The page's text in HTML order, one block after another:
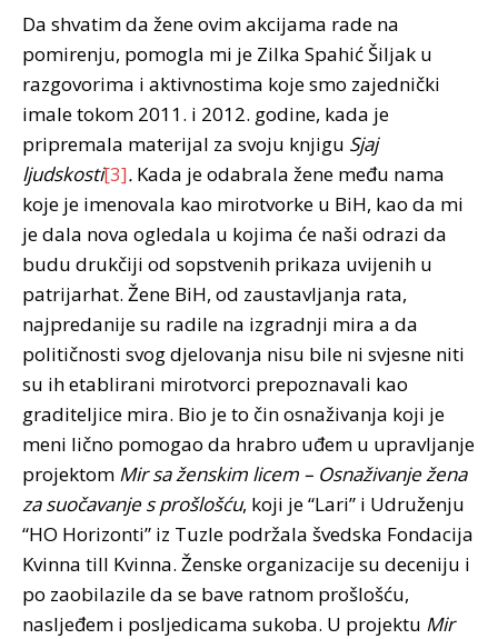
Da shvatim da žene ovim akcijama rade na
pomirenju, pomogla mi je Zilka Spahić Šiljak u
razgovorima i aktivnostima koje smo zajednički
imale tokom 2011. i 2012. godine, kada je
pripremala materijal za svoju knjigu Sjaj
ljudskosti[3]. Kada je odabrala žene među nama
koje je imenovala kao mirotvorke u BiH, kao da mi
je dala nova ogledala u kojima će naši odrazi da
budu drukčiji od sopstvenih prikaza uvijenih u
patrijarhat. Žene BiH, od zaustavljanja rata,
najpredanije su radile na izgradnji mira a da
političnosti svog djelovanja nisu bile ni svjesne niti
su ih etablirani mirotvorci prepoznavali kao
graditeljice mira. Bio je to čin osnaživanja koji je
meni lično pomogao da hrabro uđem u upravljanje
projektom Mir sa ženskim licem – Osnaživanje žena
za suočavanje s prošlošću, koji je “Lari” i Udruženju
“HO Horizonti” iz Tuzle podržala švedska Fondacija
Kvinna till Kvinna. Ženske organizacije su deceniju i
po zaobilazile da se bave ratnom prošlošću,
nasljeđem i posljedicama sukoba. U projektu Mir